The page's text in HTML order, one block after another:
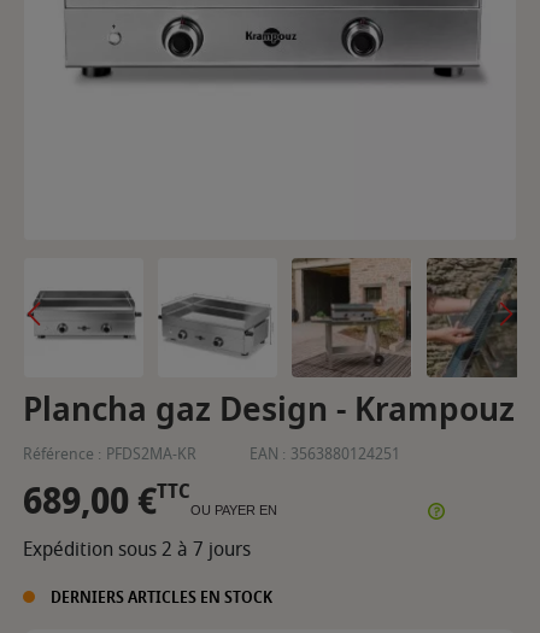
Plancha gaz Design - Krampouz
Référence : PFDS2MA-KR EAN : 3563880124251
689,00 €TTC
OU PAYER EN
Expédition sous 2 à 7 jours
DERNIERS ARTICLES EN STOCK